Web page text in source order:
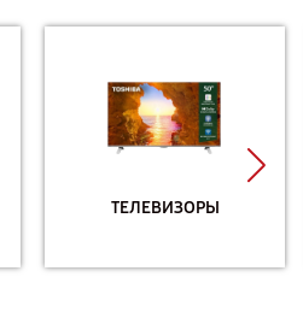
ТЕЛЕВИЗОРЫ